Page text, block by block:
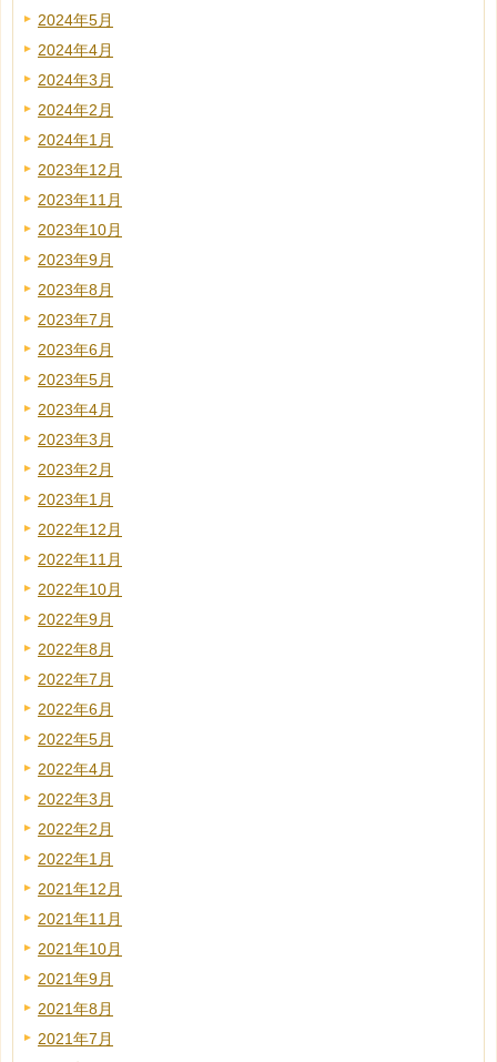
2024年5月
2024年4月
2024年3月
2024年2月
2024年1月
2023年12月
2023年11月
2023年10月
2023年9月
2023年8月
2023年7月
2023年6月
2023年5月
2023年4月
2023年3月
2023年2月
2023年1月
2022年12月
2022年11月
2022年10月
2022年9月
2022年8月
2022年7月
2022年6月
2022年5月
2022年4月
2022年3月
2022年2月
2022年1月
2021年12月
2021年11月
2021年10月
2021年9月
2021年8月
2021年7月